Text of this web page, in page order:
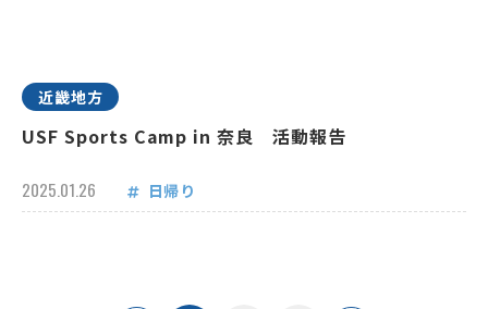
近畿地方
USF Sports Camp in 奈良 活動報告
2025.01.26 日帰り